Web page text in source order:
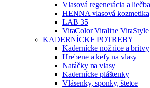
Vlasová regenerácia a liečba
HENNA vlasová kozmetika
LAB 35
VitaColor Vitaline VitaStyle
KADERNÍCKE POTREBY
Kadernícke nožnice a britvy
Hrebene a kefy na vlasy
Natáčky na vlasy
Kadernícke pláštenky
Vlásenky, sponky, štetce